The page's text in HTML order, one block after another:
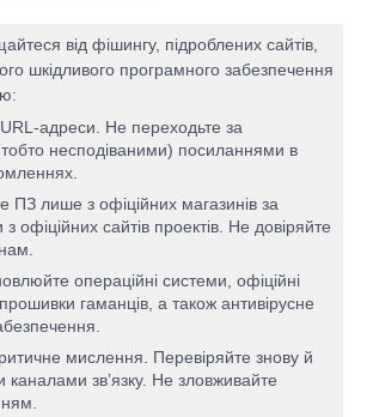
від фішингу, підроблених сайтів,
шкідливого програмного забезпечення
адреси. Не переходьте за
несподіваними) посиланнями в
ПЗ лише з офіційних магазинів за
офіційних сайтів проектів. Не довіряйте
операційні системи, офіційні
гаманців, а також антивірусне
мислення. Перевіряйте знову й
каналами зв’язку. Не зловживайте